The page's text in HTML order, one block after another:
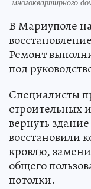
многоквартирного
В Мариуполе
Ремонт
под
Специалисты
строительных
вернуть
восстановили
кровлю,
общего
потолки.